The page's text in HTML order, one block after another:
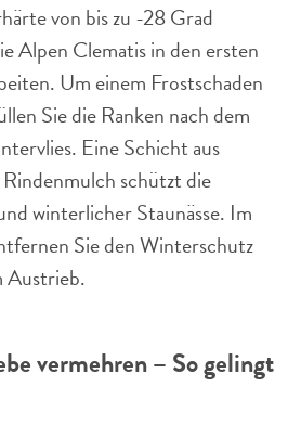
von bis zu -28 Grad
Alpen Clematis in den ersten
Um einem Frostschaden
Sie die Ranken nach dem
Eine Schicht aus
schützt die
winterlicher Staunässe. Im
Sie den Winterschutz
Austrieb.
vermehren – So gelingt